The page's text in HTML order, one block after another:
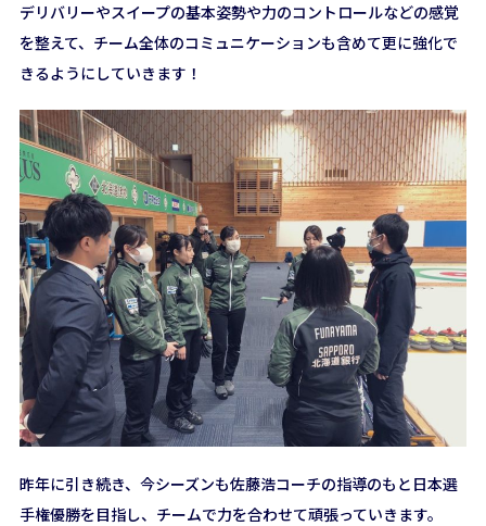
デリバリーやスイープの基本姿勢や力のコントロールなどの感覚
を整えて、チーム全体のコミュニケーションも含めて更に強化で
きるようにしていきます！
昨年に引き続き、今シーズンも佐藤浩コーチの指導のもと日本選
手権優勝を目指し、チームで力を合わせて頑張っていきます。